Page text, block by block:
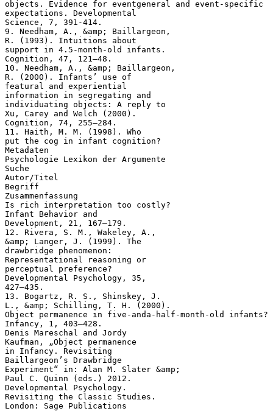
objects. Evidence for eventgeneral and event-specific
expectations. Developmental
Science, 7, 391-414.
9. Needham, A., &amp; Baillargeon,
R. (1993). Intuitions about
support in 4.5-month-old infants.
Cognition, 47, 121–48.
10. Needham, A., &amp; Baillargeon,
R. (2000). Infants’ use of
featural and experiential
information in segregating and
individuating objects: A reply to
Xu, Carey and Welch (2000).
Cognition, 74, 255–284.
11. Haith, M. M. (1998). Who
put the cog in infant cognition?
Metadaten
Psychologie Lexikon der Argumente
Suche
Autor/Titel
Begriff
Zusammenfassung
Is rich interpretation too costly?
Infant Behavior and
Development, 21, 167–179.
12. Rivera, S. M., Wakeley, A.,
&amp; Langer, J. (1999). The
drawbridge phenomenon:
Representational reasoning or
perceptual preference?
Developmental Psychology, 35,
427–435.
13. Bogartz, R. S., Shinskey, J.
L., &amp; Schilling, T. H. (2000).
Object permanence in five-anda-half-month-old infants?
Infancy, 1, 403–428.
Denis Mareschal and Jordy
Kaufman, „Object permanence
in Infancy. Revisiting
Baillargeon’s Drawbridge
Experiment“ in: Alan M. Slater &amp;
Paul C. Quinn (eds.) 2012.
Developmental Psychology.
Revisiting the Classic Studies.
London: Sage Publications